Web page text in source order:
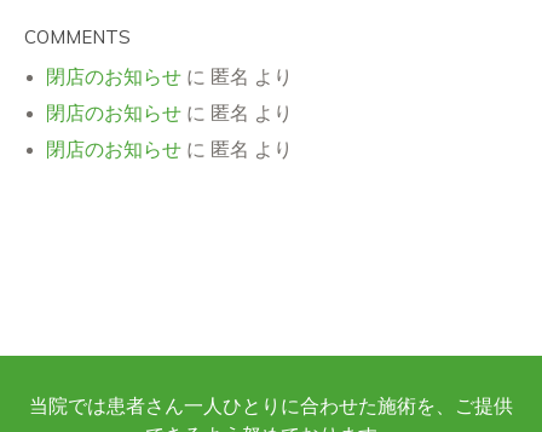
COMMENTS
閉店のお知らせ に 匿名 より
閉店のお知らせ に 匿名 より
閉店のお知らせ に 匿名 より
当院では患者さん一人ひとりに合わせた施術を、ご提供